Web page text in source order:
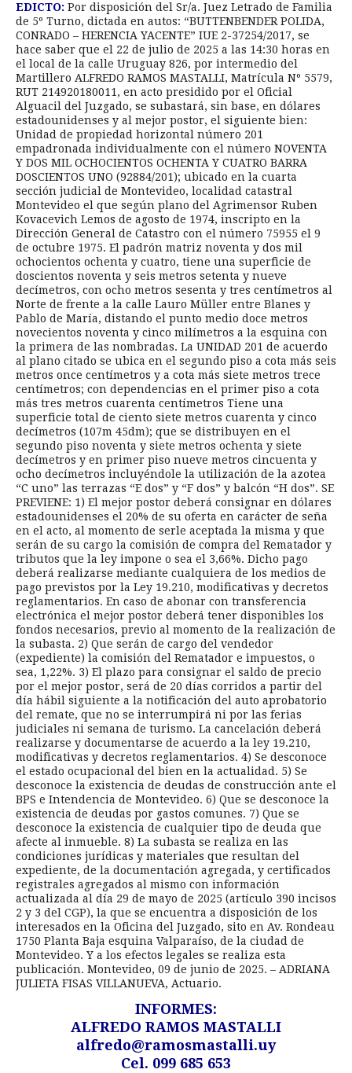
EDICTO: Por disposición del Sr/a. Juez Letrado de Familia
de 5º Turno, dictada en autos: “BUTTENBENDER POLIDA,
CONRADO – HERENCIA YACENTE” IUE 2-37254/2017, se
hace saber que el 22 de julio de 2025 a las 14:30 horas en
el local de la calle Uruguay 826, por intermedio del
Martillero ALFREDO RAMOS MASTALLI, Matrícula Nº 5579,
RUT 214920180011, en acto presidido por el Oficial
Alguacil del Juzgado, se subastará, sin base, en dólares
estadounidenses y al mejor postor, el siguiente bien:
Unidad de propiedad horizontal número 201
empadronada individualmente con el número NOVENTA
Y DOS MIL OCHOCIENTOS OCHENTA Y CUATRO BARRA
DOSCIENTOS UNO (92884/201); ubicado en la cuarta
sección judicial de Montevideo, localidad catastral
Montevideo el que según plano del Agrimensor Ruben
Kovacevich Lemos de agosto de 1974, inscripto en la
Dirección General de Catastro con el número 75955 el 9
de octubre 1975. El padrón matriz noventa y dos mil
ochocientos ochenta y cuatro, tiene una superficie de
doscientos noventa y seis metros setenta y nueve
decímetros, con ocho metros sesenta y tres centímetros al
Norte de frente a la calle Lauro Müller entre Blanes y
Pablo de María, distando el punto medio doce metros
novecientos noventa y cinco milímetros a la esquina con
la primera de las nombradas. La UNIDAD 201 de acuerdo
al plano citado se ubica en el segundo piso a cota más seis
metros once centímetros y a cota más siete metros trece
centímetros; con dependencias en el primer piso a cota
más tres metros cuarenta centímetros Tiene una
superficie total de ciento siete metros cuarenta y cinco
decímetros (107m 45dm); que se distribuyen en el
segundo piso noventa y siete metros ochenta y siete
decímetros y en primer piso nueve metros cincuenta y
ocho decímetros incluyéndole la utilización de la azotea
“C uno” las terrazas “E dos” y “F dos” y balcón “H dos”. SE
PREVIENE: 1) El mejor postor deberá consignar en dólares
estadounidenses el 20% de su oferta en carácter de seña
en el acto, al momento de serle aceptada la misma y que
serán de su cargo la comisión de compra del Rematador y
tributos que la ley impone o sea el 3,66%. Dicho pago
deberá realizarse mediante cualquiera de los medios de
pago previstos por la Ley 19.210, modificativas y decretos
reglamentarios. En caso de abonar con transferencia
electrónica el mejor postor deberá tener disponibles los
fondos necesarios, previo al momento de la realización de
la subasta. 2) Que serán de cargo del vendedor
(expediente) la comisión del Rematador e impuestos, o
sea, 1,22%. 3) El plazo para consignar el saldo de precio
por el mejor postor, será de 20 días corridos a partir del
día hábil siguiente a la notificación del auto aprobatorio
del remate, que no se interrumpirá ni por las ferias
judiciales ni semana de turismo. La cancelación deberá
realizarse y documentarse de acuerdo a la ley 19.210,
modificativas y decretos reglamentarios. 4) Se desconoce
el estado ocupacional del bien en la actualidad. 5) Se
desconoce la existencia de deudas de construcción ante el
BPS e Intendencia de Montevideo. 6) Que se desconoce la
existencia de deudas por gastos comunes. 7) Que se
desconoce la existencia de cualquier tipo de deuda que
afecte al inmueble. 8) La subasta se realiza en las
condiciones jurídicas y materiales que resultan del
expediente, de la documentación agregada, y certificados
registrales agregados al mismo con información
actualizada al día 29 de mayo de 2025 (artículo 390 incisos
2 y 3 del CGP), la que se encuentra a disposición de los
interesados en la Oficina del Juzgado, sito en Av. Rondeau
1750 Planta Baja esquina Valparaíso, de la ciudad de
Montevideo. Y a los efectos legales se realiza esta
publicación. Montevideo, 09 de junio de 2025. – ADRIANA
JULIETA FISAS VILLANUEVA, Actuario.
INFORMES:
ALFREDO RAMOS MASTALLI
alfredo@ramosmastalli.uy
Cel. 099 685 653